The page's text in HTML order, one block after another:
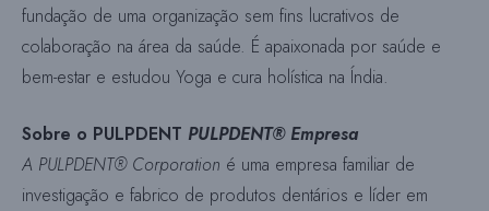
fundação de uma organização sem fins lucrativos de
colaboração na área da saúde. É apaixonada por saúde e
bem-estar e estudou Yoga e cura holística na Índia.
Sobre o PULPDENT PULPDENT® Empresa
A PULPDENT® Corporation é uma empresa familiar de
investigação e fabrico de produtos dentários e líder em